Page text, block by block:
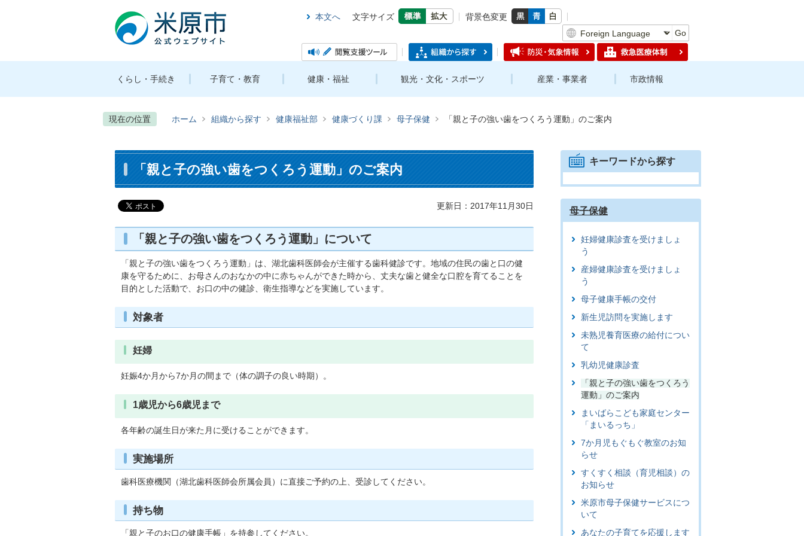
本文へ 文字サイズ
背景色変更
Go
くらし・手続き 子育て・教育 健康・福祉 観光・文化・スポーツ 産業・事業者 市政情報
現在の位置 ホーム 組織から探す 健康福祉部 健康づくり課 母子保健 「親と子の強い歯をつくろう運動」のご案内
「親と子の強い歯をつくろう運動」のご案内
更新日：2017年11月30日
「親と子の強い歯をつくろう運動」について
「親と子の強い歯をつくろう運動」は、湖北歯科医師会が主催する歯科健診です。地域の住民の歯と口の健
康を守るために、お母さんのおなかの中に赤ちゃんができた時から、丈夫な歯と健全な口腔を育てることを
目的とした活動で、お口の中の健診、衛生指導などを実施しています。
対象者
妊婦
妊娠4か月から7か月の間まで（体の調子の良い時期）。
1歳児から6歳児まで
各年齢の誕生日が来た月に受けることができます。
実施場所
歯科医療機関（湖北歯科医師会所属会員）に直接ご予約の上、受診してください。
持ち物
「親と子のお口の健康手帳」を持参してください。
キーワードから探す
母子保健
妊婦健康診査を受けましょ
う
産婦健康診査を受けましょ
う
母子健康手帳の交付
新生児訪問を実施します
未熟児養育医療の給付につい
て
乳幼児健康診査
「親と子の強い歯をつくろう
運動」のご案内
まいばらこども家庭センター
「まいるっち」
7か月児もぐもぐ教室のお知
らせ
すくすく相談（育児相談）の
お知らせ
米原市母子保健サービスにつ
いて
あなたの子育てを応援します